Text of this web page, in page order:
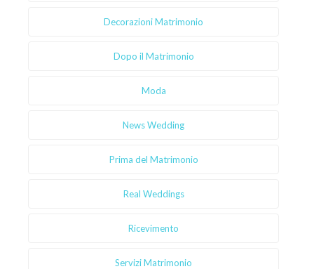
Decorazioni Matrimonio
Dopo il Matrimonio
Moda
News Wedding
Prima del Matrimonio
Real Weddings
Ricevimento
Servizi Matrimonio